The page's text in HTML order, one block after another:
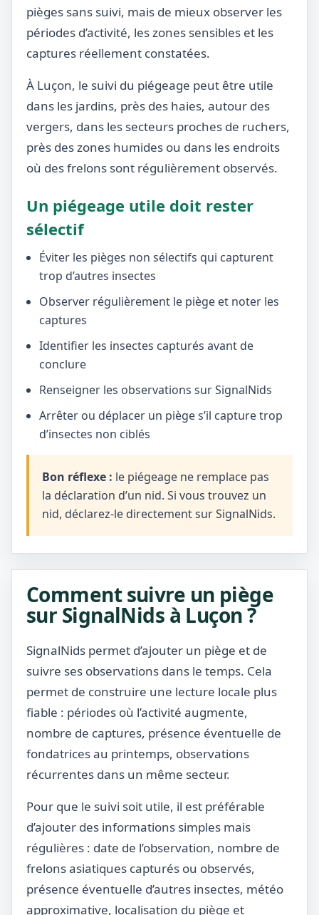
pièges sans suivi, mais de mieux observer les
périodes d’activité, les zones sensibles et les
captures réellement constatées.
À Luçon, le suivi du piégeage peut être utile
dans les jardins, près des haies, autour des
vergers, dans les secteurs proches de ruchers,
près des zones humides ou dans les endroits
où des frelons sont régulièrement observés.
Un piégeage utile doit rester
sélectif
Éviter les pièges non sélectifs qui capturent
trop d’autres insectes
Observer régulièrement le piège et noter les
captures
Identifier les insectes capturés avant de
conclure
Renseigner les observations sur SignalNids
Arrêter ou déplacer un piège s’il capture trop
d’insectes non ciblés
Bon réflexe : le piégeage ne remplace pas
la déclaration d’un nid. Si vous trouvez un
nid, déclarez-le directement sur SignalNids.
Comment suivre un piège
sur SignalNids à Luçon ?
SignalNids permet d’ajouter un piège et de
suivre ses observations dans le temps. Cela
permet de construire une lecture locale plus
fiable : périodes où l’activité augmente,
nombre de captures, présence éventuelle de
fondatrices au printemps, observations
récurrentes dans un même secteur.
Pour que le suivi soit utile, il est préférable
d’ajouter des informations simples mais
régulières : date de l’observation, nombre de
frelons asiatiques capturés ou observés,
présence éventuelle d’autres insectes, météo
approximative, localisation du piège et